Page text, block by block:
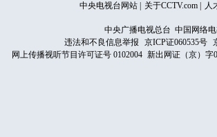
中央电视台网站 关于CCTV.com 人
中央广播电视总台 中国网络
违法和不良信息举报
京ICP证060535号
网上传播视听节目许可证号 0102004 新出网证（京）